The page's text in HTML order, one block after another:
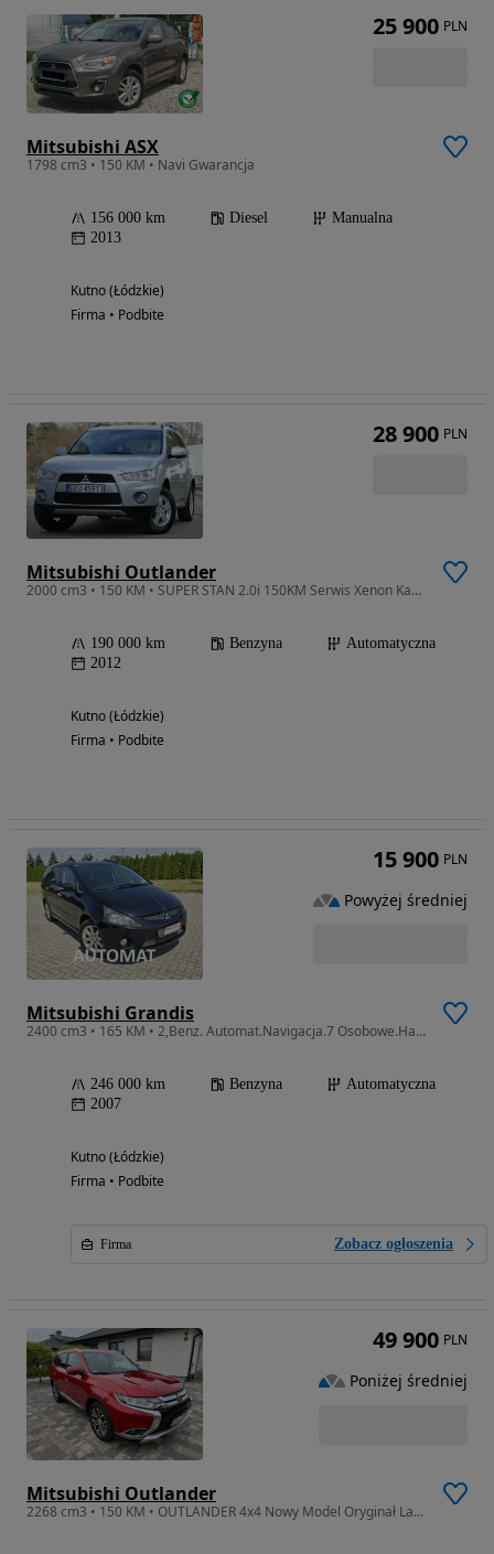
Mitsubishi ASX
1798 cm3 • 150 KM • Navi Gwarancja
156 000 km Diesel
Manualna
2013
Kutno (Łódzkie)
Firma • Podbite
25 900 PLN
Mitsubishi Outlander
2000 cm3 • 150 KM • SUPER STAN 2.0i 150KM Serwis Xenon Kamera Skóra Navi
190 000 km Benzyna
Automatyczna
2012
Kutno (Łódzkie)
Firma • Podbite
28 900 PLN
Mitsubishi Grandis
2400 cm3 • 165 KM • 2,Benz. Automat.Navigacja.7 Osobowe.Hak.Parktronic.OKAZJA
246 000 km Benzyna
Automatyczna
2007
Kutno (Łódzkie)
Firma • Podbite
Firma Zobacz ogłoszenia
15 900 PLN
Powyżej średniej
Mitsubishi Outlander
2268 cm3 • 150 KM • OUTLANDER 4x4 Nowy Model Oryginał Lakier Przebieg Bogata Opcja
49 900 PLN
Poniżej średniej